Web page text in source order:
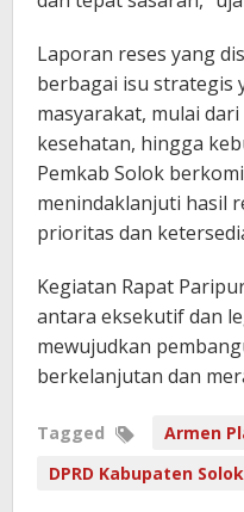
Laporan reses yang
berbagai isu strategis
masyarakat, mulai
kesehatan, hingga
Pemkab Solok
menindaklanjuti hasil
prioritas dan
Kegiatan Rapat
antara eksekutif dan
mewujudkan
berkelanjutan dan
Tagged Armen
DPRD Kabupaten Solok